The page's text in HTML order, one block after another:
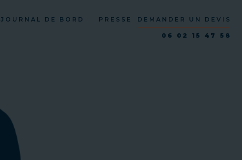
JOURNAL DE BORD PRESSE DEMANDER UN DEVIS
06 02 15 47 58